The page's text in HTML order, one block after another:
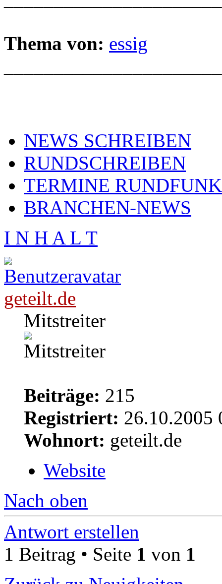
Thema von: essig
NEWS SCHREIBEN
RUNDSCHREIBEN
TERMINE RUNDFUNK
BRANCHEN-NEWS
I N H A L T
geteilt.de
Mitstreiter
Beiträge: 215
Registriert: 26.10.2005
Wohnort: geteilt.de
Website
Nach oben
Antwort erstellen
1 Beitrag • Seite 1 von 1